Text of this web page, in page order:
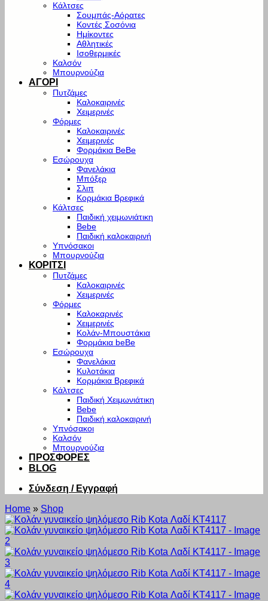
Κάλτσες
Σουμπάς-Αόρατες
Κοντές Σοσόνια
Ημίκοντες
Αθλητικές
Ισοθερμικές
Καλσόν
Μπουρνούζια
ΑΓΟΡΙ
Πυτζάμες
Καλοκαιρινές
Χειμερινές
Φόρμες
Καλοκαιρινές
Χειμερινές
Φορμάκια BeBe
Εσώρουχα
Φανελάκια
Μπόξερ
Σλιπ
Κορμάκια Βρεφικά
Κάλτσες
Παιδική χειμωνιάτικη
Bebe
Παιδική καλοκαιρινή
Υπνόσακοι
Μπουρνούζια
ΚΟΡΙΤΣΙ
Πυτζάμες
Καλοκαιρινές
Χειμερινές
Φόρμες
Καλοκαρινές
Χειμερινές
Κολάν-Μπουστάκια
Φορμάκια beBe
Εσώρουχα
Φανελάκια
Κυλοτάκια
Κορμάκια Βρεφικά
Κάλτσες
Παιδική Χειμωνιάτικη
Bebe
Παιδική καλοκαιρινή
Υπνόσακοι
Καλσόν
Μπουρνούζια
ΠΡΟΣΦΟΡΕΣ
BLOG
Σύνδεση / Εγγραφή
Home » Shop